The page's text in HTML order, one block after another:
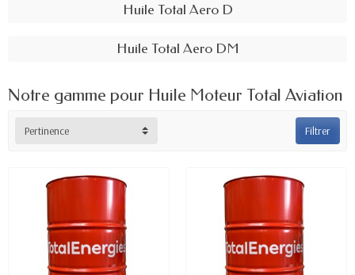
Huile Total Aero D
Huile Total Aero DM
Notre gamme pour Huile Moteur Total Aviation
Filtrer
Pertinence